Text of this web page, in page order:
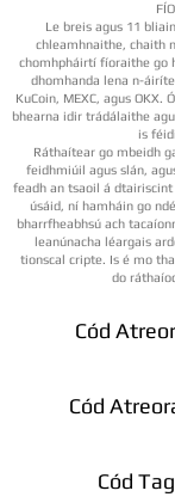
Le breis agus 11
chleamhnaithe, chaith
chomhpháirtí fíoraithe go
dhomhanda lena n-
KuCoin, MEXC, agus
bhearna idir trádálaithe
is
Ráthaítear go mbeidh
feidhmiúil agus slán,
feadh an tsaoil á
úsáid, ní hamháin go
bharrfheabhsú ach
leanúnacha léargais
tionscal cripte. Is é mo
do
Cód
Cód
Cód